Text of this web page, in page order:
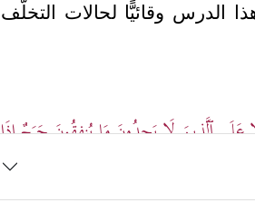
الدرس وقائيًّا لحالات التخلُّف
ٱلَّذِینَ لَا یَجِدُونَ مَا یُنفِقُونَ حَرَجٌ إِذَا
ٱلدَّمۡعِ حَزَنًا أَلَّا یَجِدُواْ مَا یُنفِقُونَ﴾